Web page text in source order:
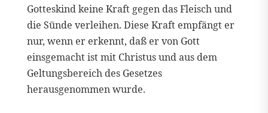
Gotteskind keine Kraft gegen das Fleisch und
die Sünde verleihen. Diese Kraft empfängt er
nur, wenn er erkennt, daß er von Gott
einsgemacht ist mit Christus und aus dem
Geltungsbereich des Gesetzes
herausgenommen wurde.